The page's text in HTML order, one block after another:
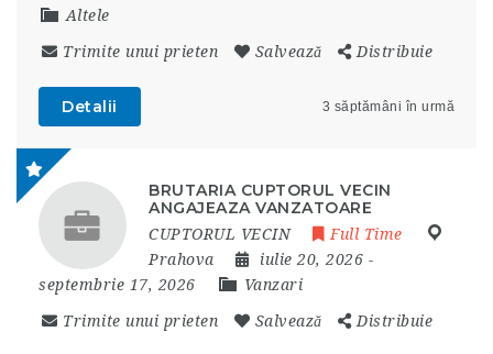
Altele
Trimite unui prieten Salvează Distribuie
Detalii 3 săptămâni în urmă
BRUTARIA CUPTORUL VECIN
ANGAJEAZA VANZATOARE
CUPTORUL VECIN
Full Time
Prahova
iulie 20, 2026 -
septembrie 17, 2026
Vanzari
Trimite unui prieten Salvează Distribuie